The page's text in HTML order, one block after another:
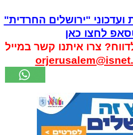
"ירושלים החרדית"
לחצו כאן
צרו איתנו קשר במייל